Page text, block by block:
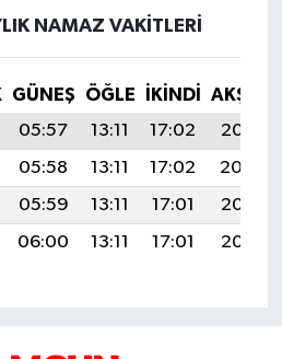
NAMAZ VAKITLERI
GÜNEŞ ÖĞLE İKINDI
AKŞAM
05:57 13:11 17:02
20:15
05:58 13:11 17:02
20:14
05:59 13:11 17:01
20:13
06:00 13:11 17:01 20:12